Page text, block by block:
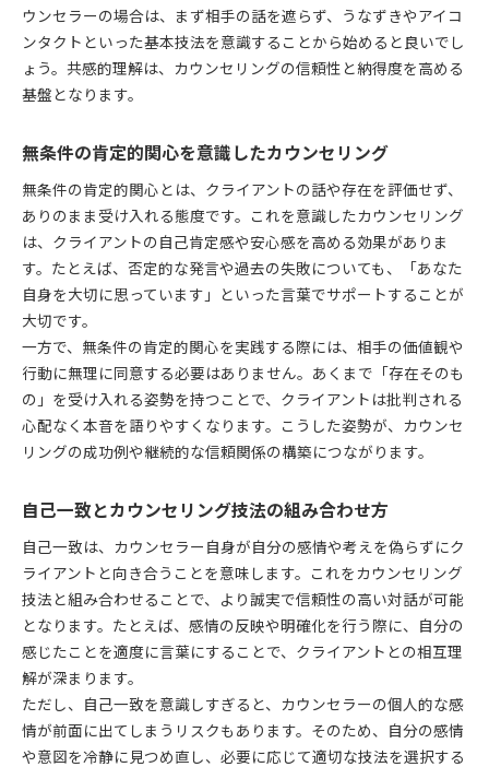
ウンセラーの場合は、まず相手の話を遮らず、うなずきやアイコ
ンタクトといった基本技法を意識することから始めると良いでし
ょう。共感的理解は、カウンセリングの信頼性と納得度を高める
基盤となります。
無条件の肯定的関心を意識したカウンセリング
無条件の肯定的関心とは、クライアントの話や存在を評価せず、
ありのまま受け入れる態度です。これを意識したカウンセリング
は、クライアントの自己肯定感や安心感を高める効果がありま
す。たとえば、否定的な発言や過去の失敗についても、「あなた
自身を大切に思っています」といった言葉でサポートすることが
大切です。
一方で、無条件の肯定的関心を実践する際には、相手の価値観や
行動に無理に同意する必要はありません。あくまで「存在そのも
の」を受け入れる姿勢を持つことで、クライアントは批判される
心配なく本音を語りやすくなります。こうした姿勢が、カウンセ
リングの成功例や継続的な信頼関係の構築につながります。
自己一致とカウンセリング技法の組み合わせ方
自己一致は、カウンセラー自身が自分の感情や考えを偽らずにク
ライアントと向き合うことを意味します。これをカウンセリング
技法と組み合わせることで、より誠実で信頼性の高い対話が可能
となります。たとえば、感情の反映や明確化を行う際に、自分の
感じたことを適度に言葉にすることで、クライアントとの相互理
解が深まります。
ただし、自己一致を意識しすぎると、カウンセラーの個人的な感
情が前面に出てしまうリスクもあります。そのため、自分の感情
や意図を冷静に見つめ直し、必要に応じて適切な技法を選択する